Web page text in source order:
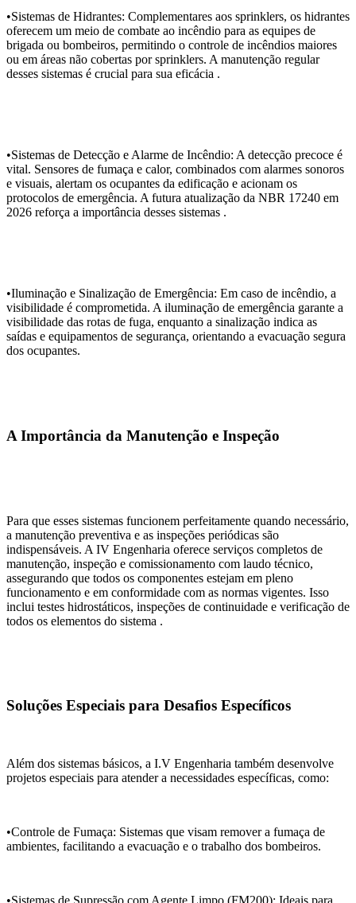
•Sistemas de Hidrantes: Complementares aos sprinklers, os hidrantes
oferecem um meio de combate ao incêndio para as equipes de
brigada ou bombeiros, permitindo o controle de incêndios maiores
ou em áreas não cobertas por sprinklers. A manutenção regular
desses sistemas é crucial para sua eficácia .
•Sistemas de Detecção e Alarme de Incêndio: A detecção precoce é
vital. Sensores de fumaça e calor, combinados com alarmes sonoros
e visuais, alertam os ocupantes da edificação e acionam os
protocolos de emergência. A futura atualização da NBR 17240 em
2026 reforça a importância desses sistemas .
•Iluminação e Sinalização de Emergência: Em caso de incêndio, a
visibilidade é comprometida. A iluminação de emergência garante a
visibilidade das rotas de fuga, enquanto a sinalização indica as
saídas e equipamentos de segurança, orientando a evacuação segura
dos ocupantes.
A Importância da Manutenção e Inspeção
Para que esses sistemas funcionem perfeitamente quando necessário,
a manutenção preventiva e as inspeções periódicas são
indispensáveis. A IV Engenharia oferece serviços completos de
manutenção, inspeção e comissionamento com laudo técnico,
assegurando que todos os componentes estejam em pleno
funcionamento e em conformidade com as normas vigentes. Isso
inclui testes hidrostáticos, inspeções de continuidade e verificação de
todos os elementos do sistema .
Soluções Especiais para Desafios Específicos
Além dos sistemas básicos, a I.V Engenharia também desenvolve
projetos especiais para atender a necessidades específicas, como:
•Controle de Fumaça: Sistemas que visam remover a fumaça de
ambientes, facilitando a evacuação e o trabalho dos bombeiros.
•Sistemas de Supressão com Agente Limpo (FM200): Ideais para